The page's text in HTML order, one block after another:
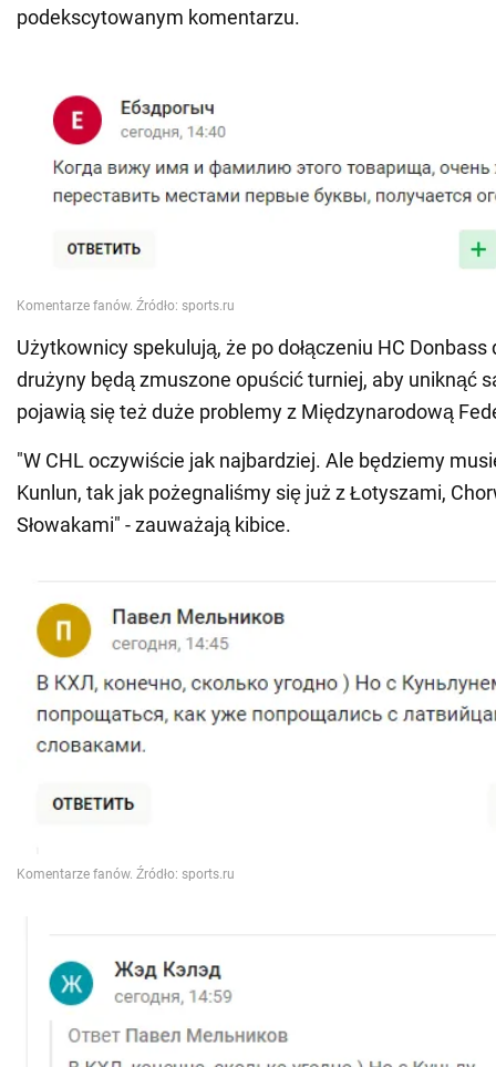
podekscytowanym komentarzu.
Użytkownicy spekulują, że po dołączeniu HC Donbass
drużyny będą zmuszone opuścić turniej, aby uniknąć
pojawią się też duże problemy z Międzynarodową
"W CHL oczywiście jak najbardziej. Ale będziemy
Kunlun, tak jak pożegnaliśmy się już z Łotyszami,
Słowakami" - zauważają kibice.